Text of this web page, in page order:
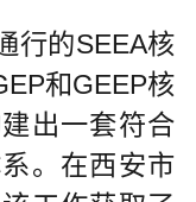
的SEEA核
和GEEP核
出一套符合
。在西安市